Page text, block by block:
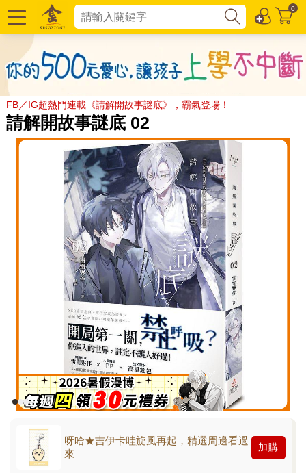
0
FB／IG超熱門連載《請解開故事謎底》，霸氣登場！
請解開故事謎底 02
呀哈★吉伊卡哇旋風再起，精選周邊看過
來
加購